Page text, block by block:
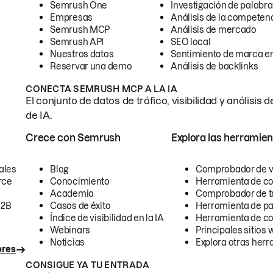
Semrush One
Empresas
Semrush MCP
Semrush API
Nuestros datos
Reservar una demo
Investigación de
Análisis de la
Análisis de mercado
SEO local
Sentimiento de marca
Análisis de backlinks
CONECTA SEMRUSH MCP A LA IA
El conjunto de datos de tráfico, visibilidad y análisis
de IA.
Crece con Semrush
Blog
Conocimiento
Academia
Casos de éxito
Índice de visibilidad en la IA
Webinars
Noticias
Explora las
Comprobador de
Herramienta de
Comprobador de
Herramienta de
Herramienta de
Principales sitios
Explora otras
CONSIGUE YA TU ENTRADA